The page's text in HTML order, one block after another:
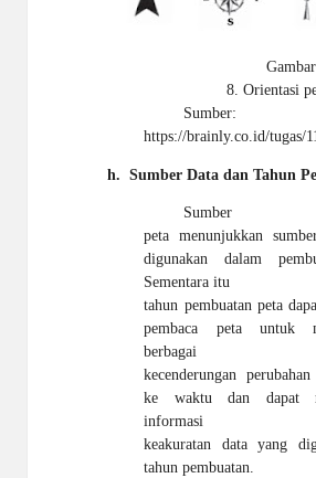
Gambar
8. Orientasi
Sumber:
https://brainly.co.id/tugas/
h. Sumber Data dan Tahun
Sumber
peta menunjukkan
digunakan dalam
Sementara itu
tahun pembuatan peta
pembaca peta untuk
berbagai
kecenderungan
ke waktu dan dapat
informasi
keakuratan data yang
tahun pembuatan.